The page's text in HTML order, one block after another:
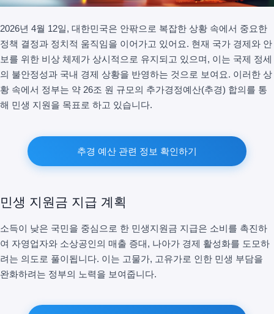
2026년 4월 12일, 대한민국은 안팎으로 복잡한 상황 속에서 중요한
정책 결정과 정치적 움직임을 이어가고 있어요. 현재 국가 경제와 안
보를 위한 비상 체제가 상시적으로 유지되고 있으며, 이는 국제 정세
의 불안정성과 국내 경제 상황을 반영하는 것으로 보여요. 이러한 상
황 속에서 정부는 약 26조 원 규모의 추가경정예산(추경) 합의를 통
해 민생 지원을 목표로 하고 있습니다.
추경 예산 관련 정보 확인하기
민생 지원금 지급 계획
소득이 낮은 국민을 중심으로 한 민생지원금 지급은 소비를 촉진하
여 자영업자와 소상공인의 매출 증대, 나아가 경제 활성화를 도모하
려는 의도로 풀이됩니다. 이는 고물가, 고유가로 인한 민생 부담을
완화하려는 정부의 노력을 보여줍니다.